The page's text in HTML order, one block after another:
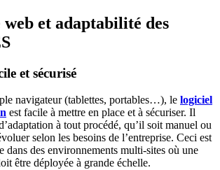
et adaptabilité des
et sécurisé
navigateur (tablettes, portables…), le logiciel
est facile à mettre en place et à sécuriser. Il
à tout procédé, qu’il soit manuel ou
selon les besoins de l’entreprise. Ceci est
dans des environnements multi-sites où une
être déployée à grande échelle.